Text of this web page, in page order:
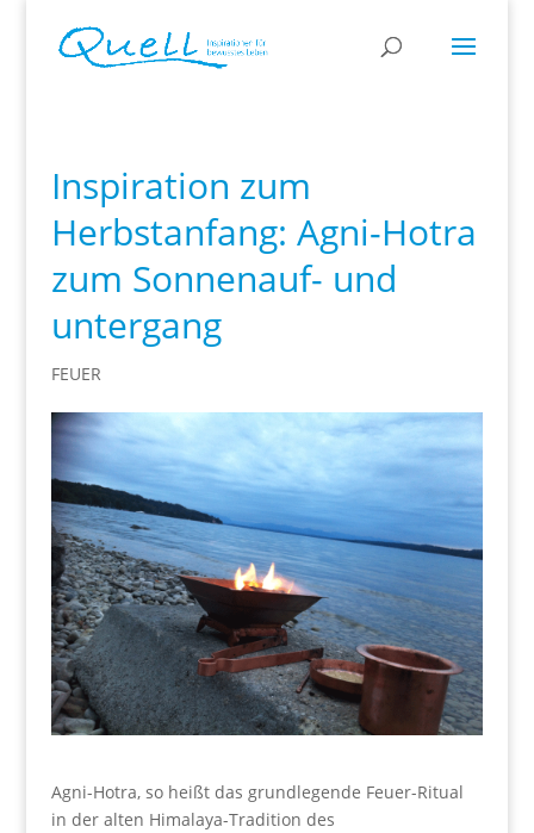
Inspiration zum
Herbstanfang: Agni-Hotra
zum Sonnenauf- und
untergang
FEUER
Agni-Hotra, so heißt das grundlegende Feuer-Ritual
in der alten Himalaya-Tradition des